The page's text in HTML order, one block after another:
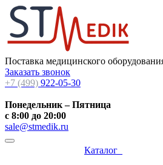
Поставка медицинского
Заказать звонок
+7 (499) 922-05-30
Понедельник – Пятница
с 8:00 до 20:00
sale@stmedik.ru
Каталог